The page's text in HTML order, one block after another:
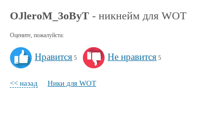
OJleroM_3oByT - никнейм для WOT
Оцените, пожалуйста:
Нравится 5 Не нравится 5
<< назад Ники для WOT